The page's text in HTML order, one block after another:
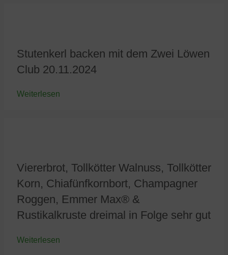
Stutenkerl backen mit dem Zwei Löwen
Club 20.11.2024
Weiterlesen
Viererbrot, Tollkötter Walnuss, Tollkötter
Korn, Chiafünfkornbort, Champagner
Roggen, Emmer Max® &
Rustikalkruste dreimal in Folge sehr gut
Weiterlesen